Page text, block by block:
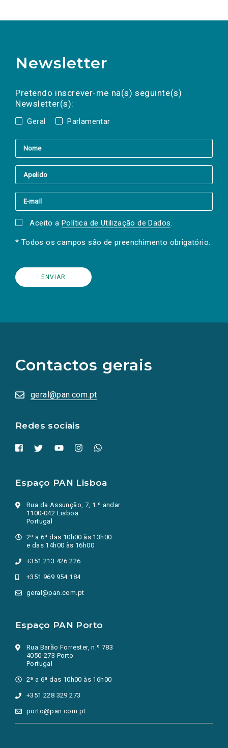
Newsletter
Pretendo inscrever-me na(s) seguinte(s)
Newsletter(s):
Geral Parlamentar
a(s) newsletter(s).
mail
Aceito a Política de Utilização de Dados.
* Todos os campos são de preenchimento obrigatório.
Contactos gerais
geral@pan.com.pt
Redes sociais
redes
sociais
numa
nova
Espaço PAN Lisboa
Rua da Assunção, 7, 1.º andar
1100-042 Lisboa
Portugal
2ª a 6ª das 10h00 às 13h00
e das 14h00 às 16h00
+351 213 426 226
+351 969 954 184
geral@pan.com.pt
Espaço PAN Porto
Rua Barão Forrester, n.º 783
4050-273 Porto
Portugal
2ª a 6ª das 10h00 às 16h00
+351 228 329 273
porto@pan.com.pt